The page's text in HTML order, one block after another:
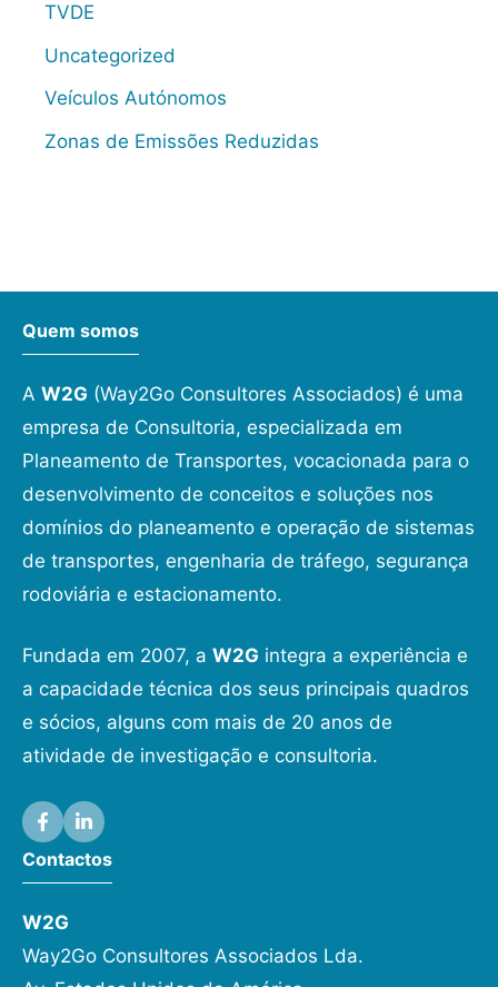
TVDE
Uncategorized
Veículos Autónomos
Zonas de Emissões Reduzidas
Quem somos
A W2G (Way2Go Consultores Associados) é uma
empresa de Consultoria, especializada em
Planeamento de Transportes, vocacionada para o
desenvolvimento de conceitos e soluções nos
domínios do planeamento e operação de sistemas
de transportes, engenharia de tráfego, segurança
rodoviária e estacionamento.
Fundada em 2007, a W2G integra a experiência e
a capacidade técnica dos seus principais quadros
e sócios, alguns com mais de 20 anos de
atividade de investigação e consultoria.
Contactos
W2G
Way2Go Consultores Associados Lda.